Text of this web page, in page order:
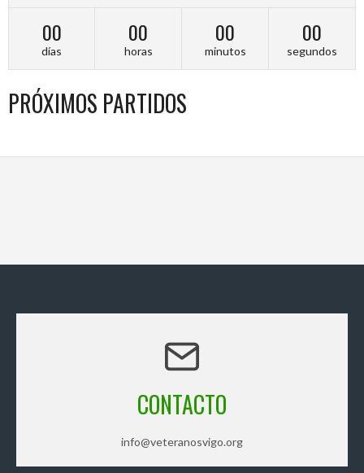
00
días
00
horas
00
minutos
00
segundos
PRÓXIMOS PARTIDOS
CONTACTO
info@veteranosvigo.org